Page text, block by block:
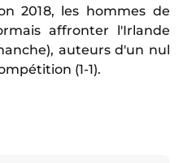
2018, les hommes de
affronter l'Irlande
auteurs d'un nul
(1-1).